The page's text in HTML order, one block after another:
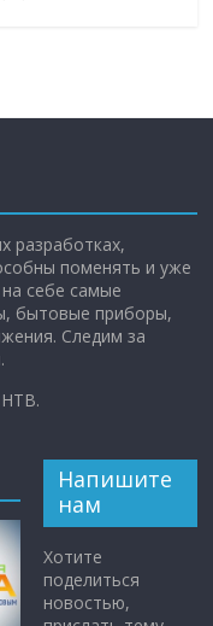
разработках,
поменять и уже
себе самые
бытовые приборы,
Следим за
Напишите
нам
Хотите
поделиться
новостью,